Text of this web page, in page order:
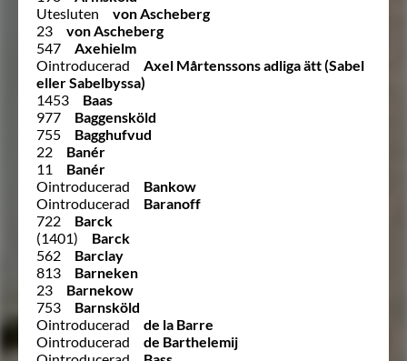
Utesluten
von Ascheberg
23
von Ascheberg
547
Axehielm
Ointroducerad
Axel Mårtenssons adliga ätt (Sabel
eller Sabelbyssa)
1453
Baas
977
Baggensköld
755
Bagghufvud
22
Banér
11
Banér
Ointroducerad
Bankow
Ointroducerad
Baranoff
722
Barck
(1401)
Barck
562
Barclay
813
Barneken
23
Barnekow
753
Barnsköld
Ointroducerad
de la Barre
Ointroducerad
de Barthelemij